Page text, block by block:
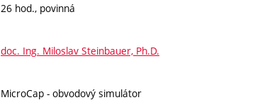
26 hod., povinná
doc. Ing. Miloslav Steinbauer, Ph.D.
MicroCap - obvodový simulátor